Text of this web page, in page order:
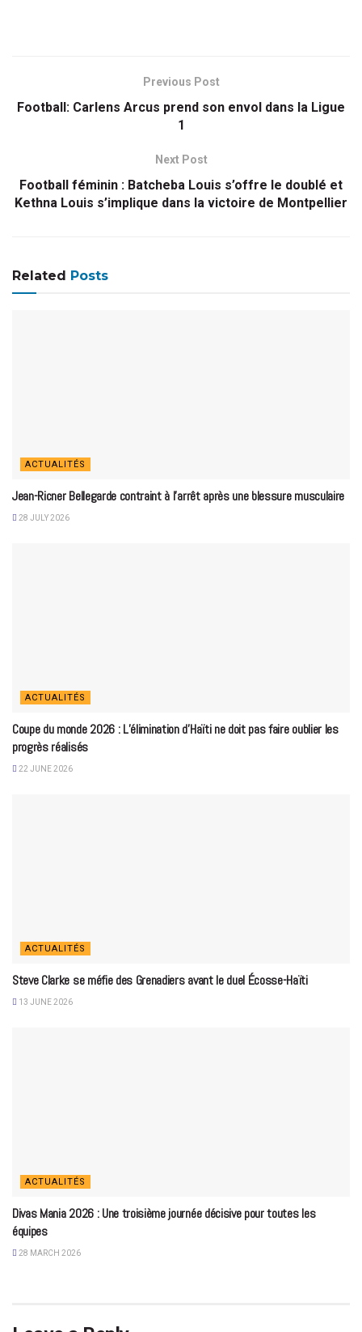
Previous Post
Football: Carlens Arcus prend son envol dans la Ligue
1
Next Post
Football féminin : Batcheba Louis s’offre le doublé et
Kethna Louis s’implique dans la victoire de Montpellier
Related Posts
ACTUALITÉS
Jean-Ricner Bellegarde contraint à l’arrêt après une blessure musculaire
28 JULY 2026
ACTUALITÉS
Coupe du monde 2026 : L’élimination d’Haïti ne doit pas faire oublier les
progrès réalisés
22 JUNE 2026
ACTUALITÉS
Steve Clarke se méfie des Grenadiers avant le duel Écosse-Haïti
13 JUNE 2026
ACTUALITÉS
Divas Mania 2026 : Une troisième journée décisive pour toutes les
équipes
28 MARCH 2026